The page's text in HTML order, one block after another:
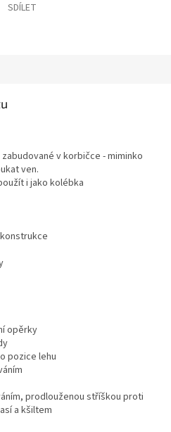
SDÍLET
v korbičce - miminko
ven.
i jako kolébka
opěrky
pozice lehu
prodlouženou stříškou proti
a kšiltem